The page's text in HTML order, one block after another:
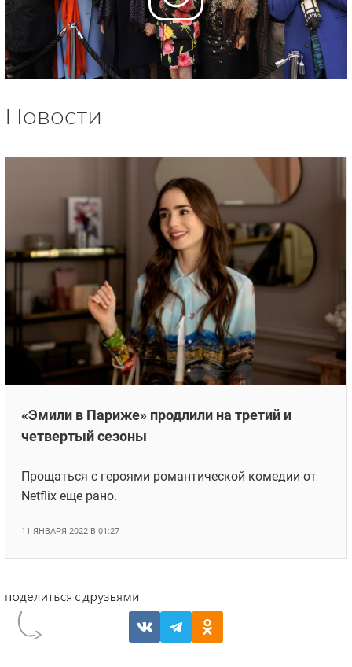
Новости
«Эмили в Париже» продлили на третий и
четвертый сезоны
Прощаться с героями романтической комедии от
Netflix еще рано.
11 ЯНВАРЯ 2022 В 01:27